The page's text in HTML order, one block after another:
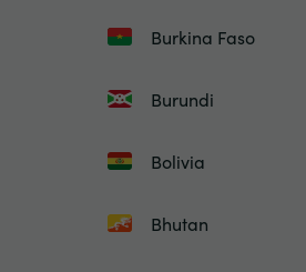
Burkina Faso
Burundi
Bolivia
Bhutan